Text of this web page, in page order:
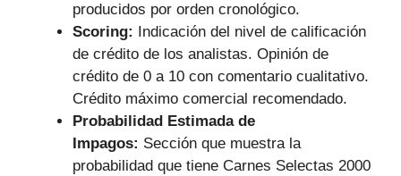
producidos por orden cronológico.
Scoring: Indicación del nivel de calificación
de crédito de los analistas. Opinión de
crédito de 0 a 10 con comentario cualitativo.
Crédito máximo comercial recomendado.
Probabilidad Estimada de
Impagos: Sección que muestra la
probabilidad que tiene Carnes Selectas 2000